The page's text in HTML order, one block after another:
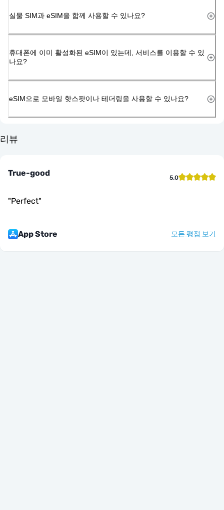
실물 SIM과 eSIM을 함께 사용할 수 있나요?
휴대폰에 이미 활성화된 eSIM이 있는데, 서비스를 이용할 수 있
나요?
eSIM으로 모바일 핫스팟이나 테더링을 사용할 수 있나요?
리뷰
True-good 5.0
"Perfect"
App Store 모든 평점 보기